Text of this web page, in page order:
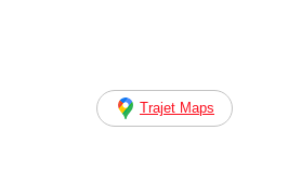
Trajet Maps